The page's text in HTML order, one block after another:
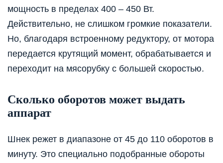
мощность в пределах 400 – 450 Вт.
Действительно, не слишком громкие показатели.
Но, благодаря встроенному редуктору, от мотора
передается крутящий момент, обрабатывается и
переходит на мясорубку с большей скоростью.
Сколько оборотов может выдать
аппарат
Шнек режет в диапазоне от 45 до 110 оборотов в
минуту. Это специально подобранные обороты